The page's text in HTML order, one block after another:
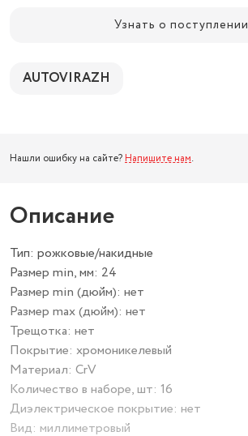
Узнать о поступлении
AUTOVIRAZH
Нашли ошибку на сайте? Напишите нам.
Описание
Тип: рожковые/накидные
Размер min, мм: 24
Размер min (дюйм): нет
Размер max (дюйм): нет
Трещотка: нет
Покрытие: хромоникелевый
Материал: CrV
Количество в наборе, шт: 16
Диэлектрическое покрытие: нет
Вид: миллиметровый